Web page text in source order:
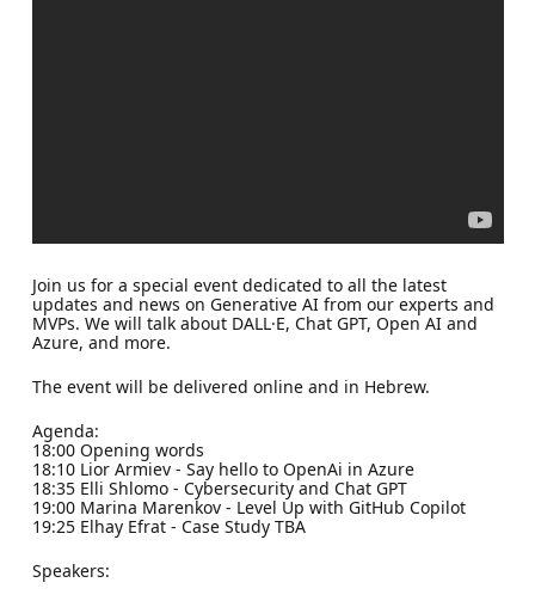
Join us for a special event dedicated to all the latest
updates and news on Generative AI from our experts and
MVPs. We will talk about DALL·E, Chat GPT, Open AI and
Azure, and more.
The event will be delivered online and in Hebrew.
Agenda:
18:00 Opening words
18:10 Lior Armiev - Say hello to OpenAi in Azure
18:35 Elli Shlomo - Cybersecurity and Chat GPT
19:00 Marina Marenkov - Level Up with GitHub Copilot
19:25 Elhay Efrat - Case Study TBA
Speakers: